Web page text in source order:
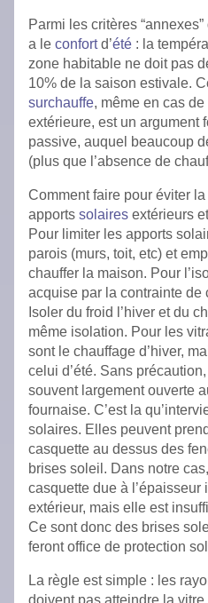
Parmi les critères
a le confortd’été : la
zone habitable ne doit pas
10% de la saison estivale.
surchauffe, même en cas
extérieure, est un argument
passive, auquel beaucoup
(plus que l’absence de
Comment faire pour éviter
apports solaires extérieurs
Pour limiter les apports
parois (murs, toit, etc) et
chauffer la maison. Pour
acquise par la contrainte de
Isoler du froid l’hiver et du
même isolation. Pour les
sont le chauffage d’hiver,
celui d’été. Sans
souvent largement ouverte
fournaise. C’est la
solaires. Elles peuvent
casquette au dessus des
brises soleil. Dans notre
casquette due à l’épaisseur
extérieur, mais elle est
Ce sont donc des brises
feront office de protection
La règle est simple : les